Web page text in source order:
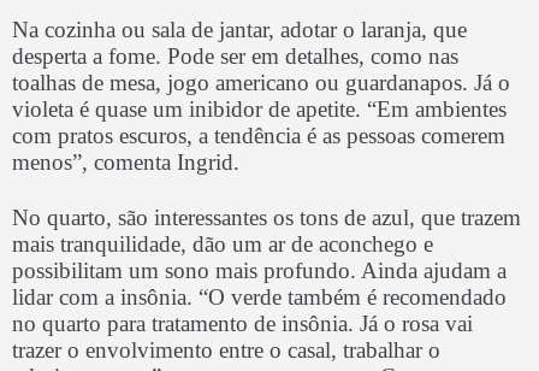
Na cozinha ou sala de jantar, adotar o laranja, que
desperta a fome. Pode ser em detalhes, como nas
toalhas de mesa, jogo americano ou guardanapos. Já o
violeta é quase um inibidor de apetite. “Em ambientes
com pratos escuros, a tendência é as pessoas comerem
menos”, comenta Ingrid.
No quarto, são interessantes os tons de azul, que trazem
mais tranquilidade, dão um ar de aconchego e
possibilitam um sono mais profundo. Ainda ajudam a
lidar com a insônia. “O verde também é recomendado
no quarto para tratamento de insônia. Já o rosa vai
trazer o envolvimento entre o casal, trabalhar o